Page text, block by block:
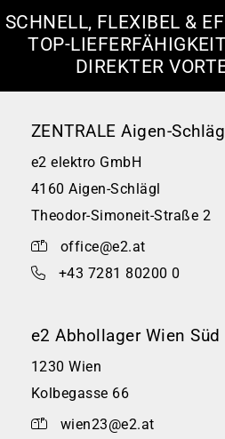
SCHNELL, FLEXIBEL &
TOP-
DIREKTER
ZENTRALE Aigen-
e2 elektro GmbH
4160 Aigen-Schlägl
Theodor-Simoneit-Straße 2
office@e2.at
+43 7281 80200 0
e2 Abhollager Wien Süd
1230 Wien
Kolbegasse 66
wien23@e2.at